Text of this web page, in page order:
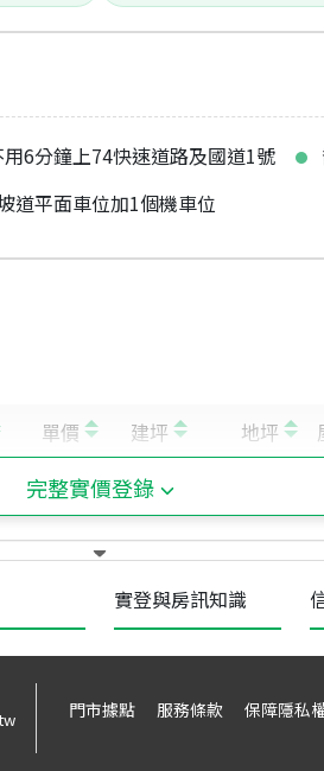
6分鐘上74快速道路及國道1號
道平面車位加1個機車位
完整實價登錄
實登與房訊知識
門市據點 服務條款 保障隱私